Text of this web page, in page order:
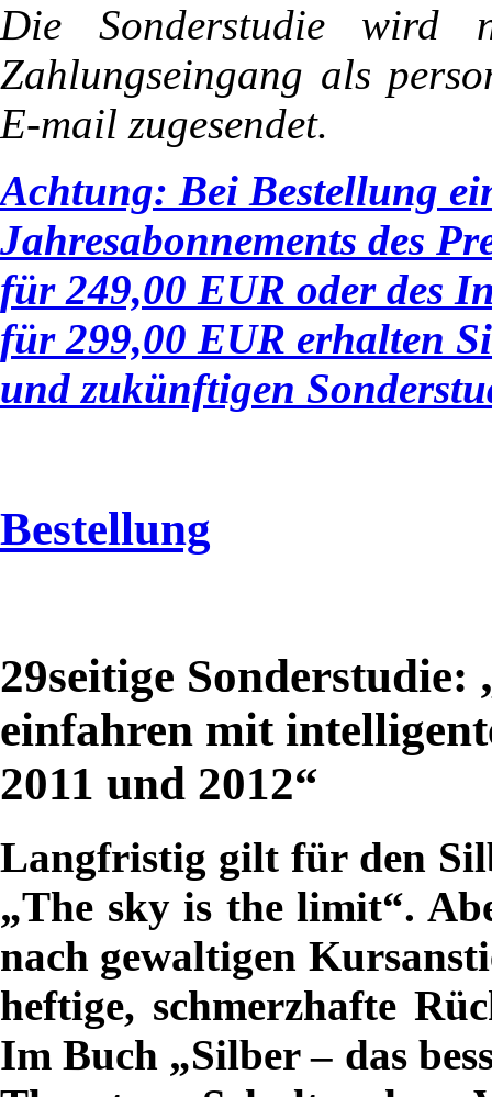
Die Sonderstudie wird
Zahlungseingang als
E-mail zugesendet.
Achtung: Bei Bestellung
Jahresabonnements des
für 249,00 EUR oder des
für 299,00 EUR erhalten
und zukünftigen
Bestellung
29seitige Sonderstudie:
einfahren mit
2011 und 2012“
Langfristig gilt für den
„The sky is the limit“.
nach gewaltigen
heftige, schmerzhafte
Im Buch „Silber – das